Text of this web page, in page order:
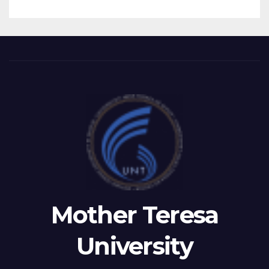
Mother Teresa
University